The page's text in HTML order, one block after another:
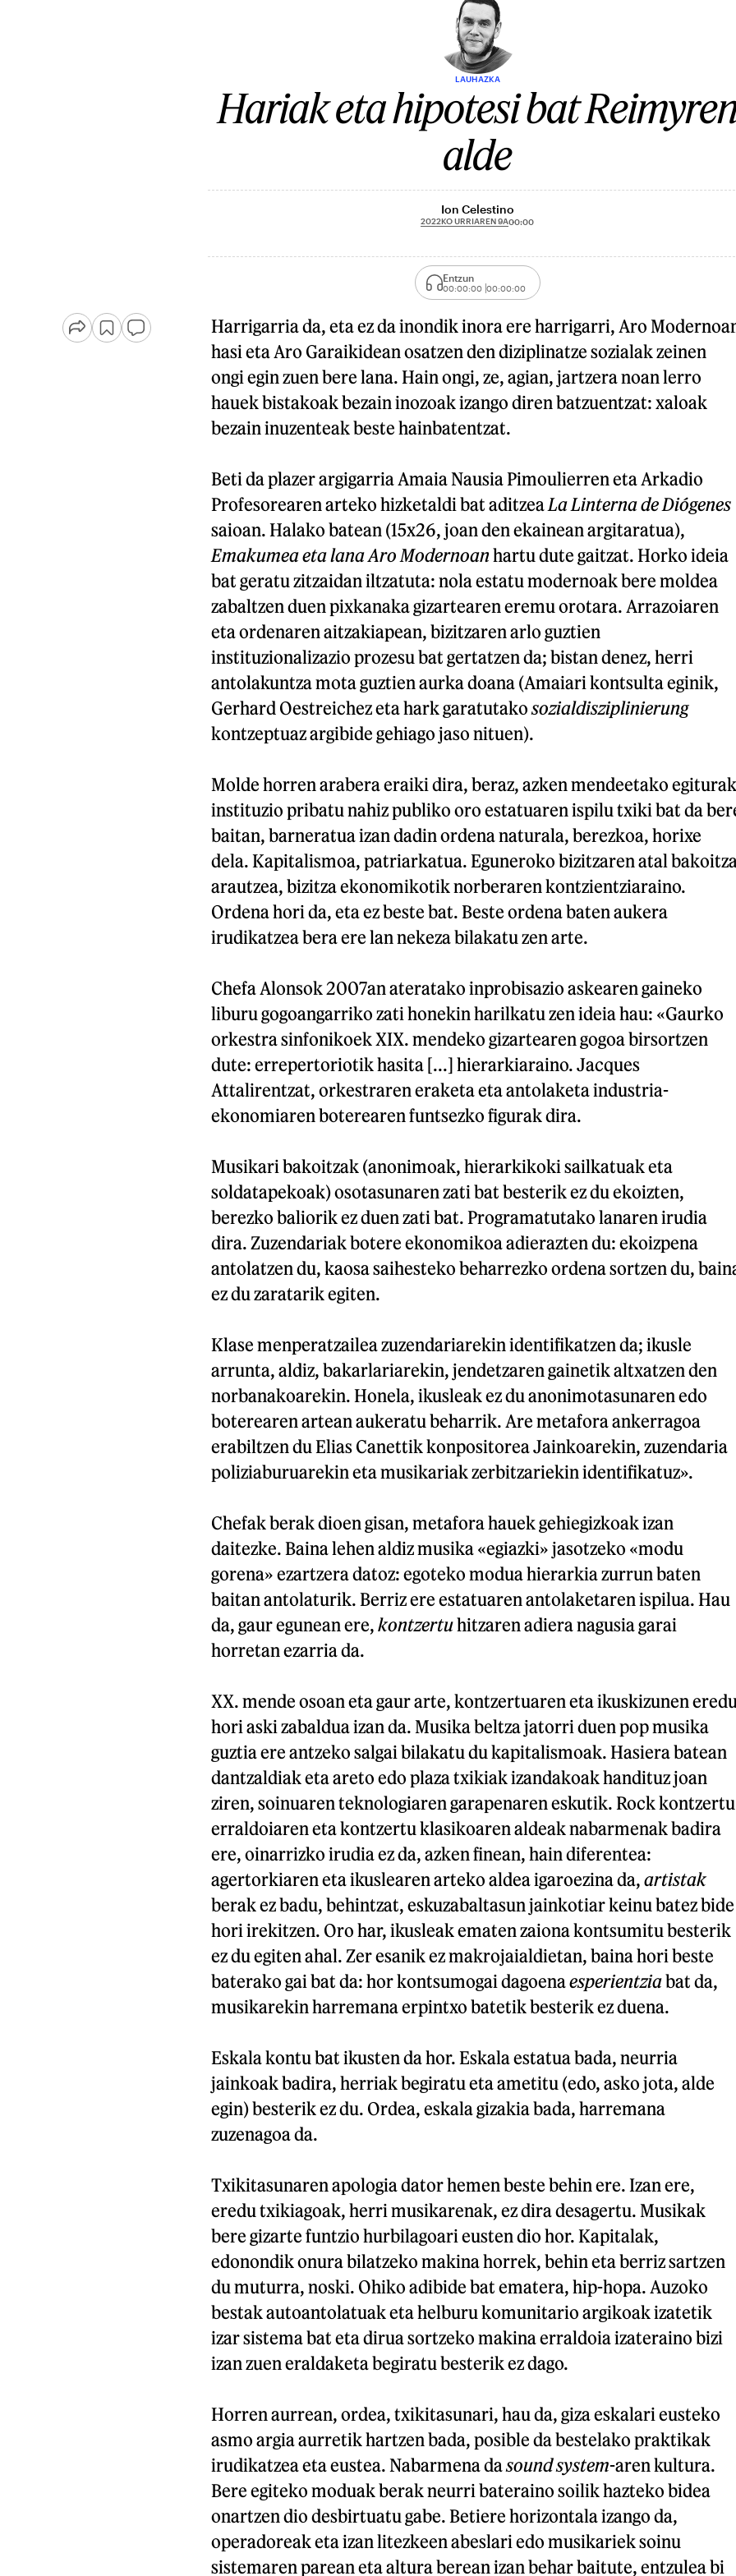
LAUHAZKA
Hariak eta hipotesi bat
alde
Ion Celestino
2022KO URRIAREN 9A00:00
Entzun
00:00:00 00:00:00
Harrigarria da, eta ez da inondik inora ere harrigarri, Aro
hasi eta Aro Garaikidean osatzen den diziplinatze sozialak zeinen
ongi egin zuen bere lana. Hain ongi, ze, agian, jartzera noan lerro
hauek bistakoak bezain inozoak izango diren batzuentzat: xaloak
bezain inuzenteak beste hainbatentzat.
Beti da plazer argigarria Amaia Nausia Pimoulierren eta Arkadio
Profesorearen arteko hizketaldi bat aditzea La Linterna de Diógenes
saioan. Halako batean (15x26, joan den ekainean argitaratua),
Emakumea eta lana Aro Modernoanhartu dute gaitzat. Horko ideia
bat geratu zitzaidan iltzatuta: nola estatu modernoak bere moldea
zabaltzen duen pixkanaka gizartearen eremu orotara. Arrazoiaren
eta ordenaren aitzakiapean, bizitzaren arlo guztien
instituzionalizazio prozesu bat gertatzen da; bistan denez, herri
antolakuntza mota guztien aurka doana (Amaiari kontsulta eginik,
Gerhard Oestreichez eta hark garatutako sozialdisziplinierung
kontzeptuaz argibide gehiago jaso nituen).
Molde horren arabera eraiki dira, beraz, azken mendeetako
instituzio pribatu nahiz publiko oro estatuaren ispilu txiki bat da
baitan, barneratua izan dadin ordena naturala, berezkoa, horixe
dela. Kapitalismoa, patriarkatua. Eguneroko bizitzaren atal
arautzea, bizitza ekonomikotik norberaren kontzientziaraino.
Ordena hori da, eta ez beste bat. Beste ordena baten aukera
irudikatzea bera ere lan nekeza bilakatu zen arte.
Chefa Alonsok 2007an ateratako inprobisazio askearen gaineko
liburu gogoangarriko zati honekin harilkatu zen ideia hau: «Gaurko
orkestra sinfonikoek XIX. mendeko gizartearen gogoa birsortzen
dute: errepertoriotik hasita [...] hierarkiaraino. Jacques
Attalirentzat, orkestraren eraketa eta antolaketa industria-
ekonomiaren boterearen funtsezko figurak dira.
Musikari bakoitzak (anonimoak, hierarkikoki sailkatuak eta
soldatapekoak) osotasunaren zati bat besterik ez du ekoizten,
berezko baliorik ez duen zati bat. Programatutako lanaren irudia
dira. Zuzendariak botere ekonomikoa adierazten du: ekoizpena
antolatzen du, kaosa saihesteko beharrezko ordena sortzen du,
ez du zaratarik egiten.
Klase menperatzailea zuzendariarekin identifikatzen da; ikusle
arrunta, aldiz, bakarlariarekin, jendetzaren gainetik altxatzen den
norbanakoarekin. Honela, ikusleak ez du anonimotasunaren edo
boterearen artean aukeratu beharrik. Are metafora ankerragoa
erabiltzen du Elias Canettik konpositorea Jainkoarekin, zuzendaria
poliziaburuarekin eta musikariak zerbitzariekin identifikatuz».
Chefak berak dioen gisan, metafora hauek gehiegizkoak izan
daitezke. Baina lehen aldiz musika «egiazki» jasotzeko «modu
gorena» ezartzera datoz: egoteko modua hierarkia zurrun baten
baitan antolaturik. Berriz ere estatuaren antolaketaren ispilua. Hau
da, gaur egunean ere, kontzertuhitzaren adiera nagusia garai
horretan ezarria da.
XX. mende osoan eta gaur arte, kontzertuaren eta ikuskizunen
hori aski zabaldua izan da. Musika beltza jatorri duen pop musika
guztia ere antzeko salgai bilakatu du kapitalismoak. Hasiera batean
dantzaldiak eta areto edo plaza txikiak izandakoak handituz joan
ziren, soinuaren teknologiaren garapenaren eskutik. Rock kontzertu
erraldoiaren eta kontzertu klasikoaren aldeak nabarmenak badira
ere, oinarrizko irudia ez da, azken finean, hain diferentea:
agertorkiaren eta ikuslearen arteko aldea igaroezina da, artistak
berak ez badu, behintzat, eskuzabaltasun jainkotiar keinu batez bide
hori irekitzen. Oro har, ikusleak ematen zaiona kontsumitu besterik
ez du egiten ahal. Zer esanik ez makrojaialdietan, baina hori beste
baterako gai bat da: hor kontsumogai dagoenaesperientziabat da,
musikarekin harremana erpintxo batetik besterik ez duena.
Eskala kontu bat ikusten da hor. Eskala estatua bada, neurria
jainkoak badira, herriak begiratu eta ametitu (edo, asko jota, alde
egin) besterik ez du. Ordea, eskala gizakia bada, harremana
zuzenagoa da.
Txikitasunaren apologia dator hemen beste behin ere. Izan ere,
eredu txikiagoak, herri musikarenak, ez dira desagertu. Musikak
bere gizarte funtzio hurbilagoari eusten dio hor. Kapitalak,
edonondik onura bilatzeko makina horrek, behin eta berriz sartzen
du muturra, noski. Ohiko adibide bat ematera, hip-hopa. Auzoko
bestak autoantolatuak eta helburu komunitario argikoak izatetik
izar sistema bat eta dirua sortzeko makina erraldoia izateraino bizi
izan zuen eraldaketa begiratu besterik ez dago.
Horren aurrean, ordea, txikitasunari, hau da, giza eskalari eusteko
asmo argia aurretik hartzen bada, posible da bestelako praktikak
irudikatzea eta eustea. Nabarmena dasound system-aren kultura.
Bere egiteko moduak berak neurri bateraino soilik hazteko bidea
onartzen dio desbirtuatu gabe. Betiere horizontala izango da,
operadoreak eta izan litezkeen abeslari edo musikariek soinu
sistemaren parean eta altura berean izan behar baitute, entzulea bi